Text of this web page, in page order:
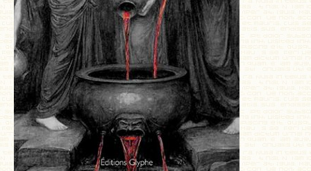
BIOGRAPHIES
MÉMOIRES, RÉCITS
POLARS ET THRILLERS
ROMANS
NOUVELLES
POÉSIE